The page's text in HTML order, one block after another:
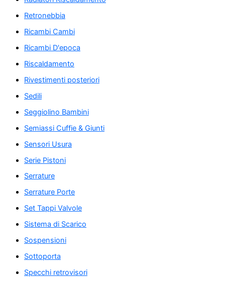
Retronebbia
Ricambi Cambi
Ricambi D'epoca
Riscaldamento
Rivestimenti posteriori
Sedili
Seggiolino Bambini
Semiassi Cuffie & Giunti
Sensori Usura
Serie Pistoni
Serrature
Serrature Porte
Set Tappi Valvole
Sistema di Scarico
Sospensioni
Sottoporta
Specchi retrovisori